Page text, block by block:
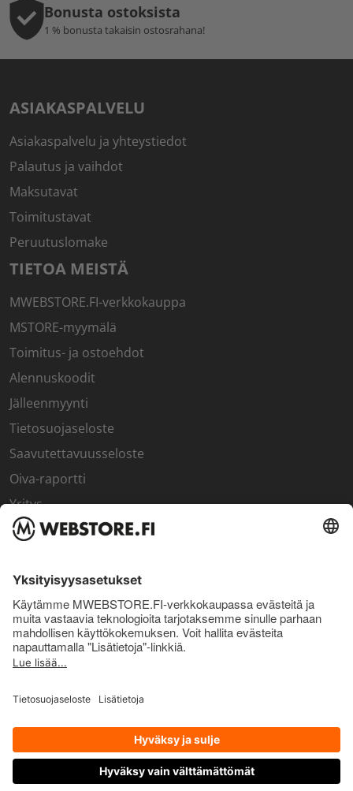
Bonusta ostoksista
1 % bonusta takaisin ostosrahana!
ASIAKASPALVELU
Asiakaspalvelu ja yhteystiedot
Palautus ja vaihdot
Maksutavat
Toimitustavat
Peruutuslomake
TIETOA MEISTÄ
MWEBSTORE.FI-verkkokauppa
MSTORE-myymälä
Toimitus- ja ostoehdot
Alennuskoodit
Jälleenmyynti
Tietosuojaseloste
Saavutettavuusseloste
Oiva-raportti
Yritys
SISÄPIIRI
Sisäpiirin bonusohjelma
Uutiskirje
Uutiset ja artikkelit
© Pro Nutrition Finland Oy. 2026. Kaikki oikeudet pidätetään.
OTA YHTEYTTÄ